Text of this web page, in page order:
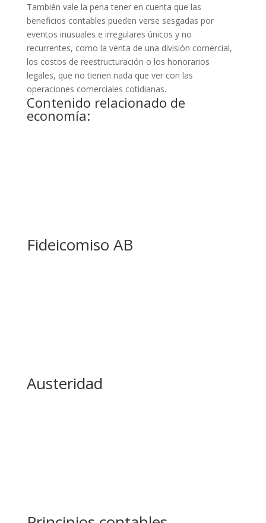
También vale la pena tener en cuenta que las
beneficios contables pueden verse sesgadas por
eventos inusuales e irregulares únicos y no
recurrentes, como la venta de una división comercial,
los costos de reestructuración o los honorarios
legales, que no tienen nada que ver con las
operaciones comerciales cotidianas.
Contenido relacionado de
economía:
Fideicomiso AB
Austeridad